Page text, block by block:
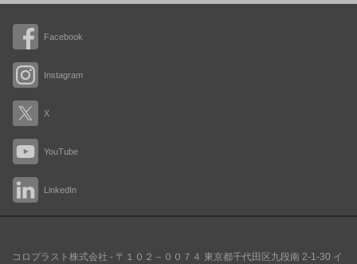
Facebook
Instagram
X
YouTube
LinkedIn
コロプラスト株式会社 - 〒１０２－００７４ 東京都千代田区九段南 2-1-30 イ